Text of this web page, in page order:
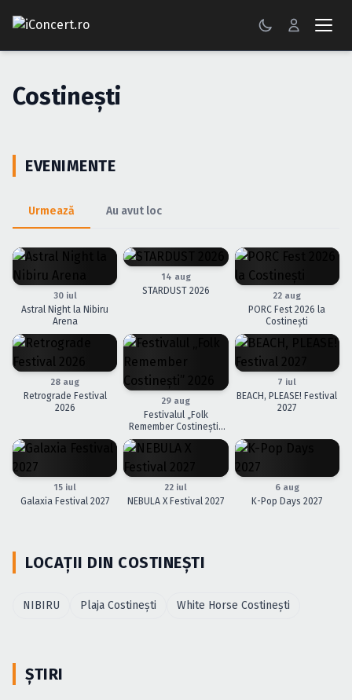
FESTIVALURI
ŞTIRI
RECENZII
GALERII FOTO
BILETE
Autentificare
Caută în site...
Costineşti
EVENIMENTE
Urmează Au avut loc
30 iul
Astral Night la Nibiru
Arena
14 aug
STARDUST 2026 22 aug
PORC Fest 2026 la
Costinești
28 aug
Retrograde Festival
2026
29 aug
Festivalul „Folk
Remember Costinești”
2026
7 iul
BEACH, PLEASE! Festival
2027
15 iul
Galaxia Festival 2027
22 iul
NEBULA X Festival 2027
6 aug
K-Pop Days 2027
LOCAȚII DIN COSTINEŞTI
NIBIRU Plaja Costineşti White Horse Costineşti
ȘTIRI